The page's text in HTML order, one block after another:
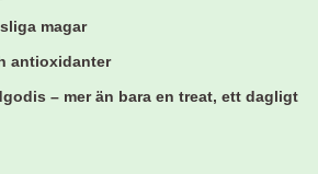
magar
antioxidanter
– mer än bara en treat, ett dagligt